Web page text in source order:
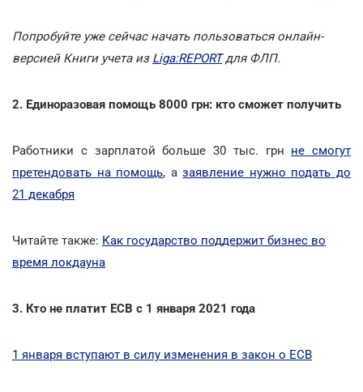
Попробуйте уже сейчас начать пользоваться онлайн-
версией Книги учета из Liga:REPORTдля ФЛП.
2. Единоразовая помощь 8000 грн: кто cможет получить
Работники с зарплатой больше 30 тыс. грн не смогут
претендовать на помощь, азаявление нужно подать до
21 декабря
Читайте также: Как государство поддержит бизнес во
время локдауна
3. Кто не платит ЕСВ с 1 января 2021 года
1 января вступают в силу изменения в закон о ЕСВ